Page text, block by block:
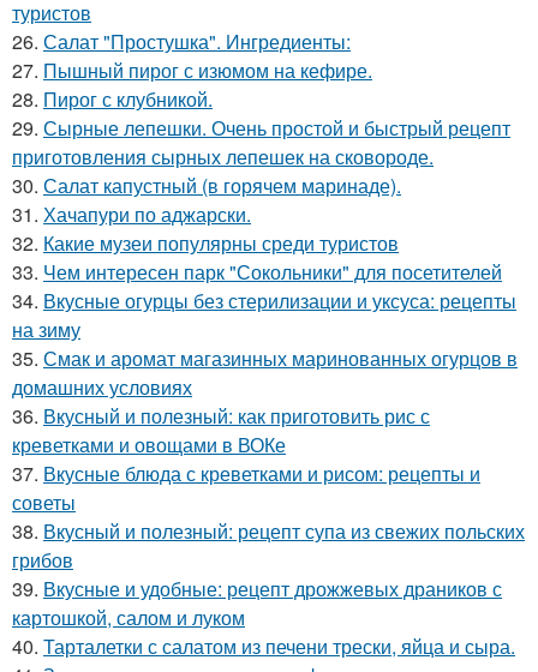
туристов
26. Салат "Простушка". Ингредиенты:
27. Пышный пирог с изюмом на кефире.
28. Пирог с клубникой.
29. Сырные лепешки. Очень простой и быстрый рецепт
приготовления сырных лепешек на сковороде.
30. Салат капустный (в горячем маринаде).
31. Хачапури по аджарски.
32. Какие музеи популярны среди туристов
33. Чем интересен парк "Сокольники" для посетителей
34. Вкусные огурцы без стерилизации и уксуса: рецепты
на зиму
35. Смак и аромат магазинных маринованных огурцов в
домашних условиях
36. Вкусный и полезный: как приготовить рис с
креветками и овощами в ВОКе
37. Вкусные блюда с креветками и рисом: рецепты и
советы
38. Вкусный и полезный: рецепт супа из свежих польских
грибов
39. Вкусные и удобные: рецепт дрожжевых драников с
картошкой, салом и луком
40. Тарталетки с салатом из печени трески, яйца и сыра.